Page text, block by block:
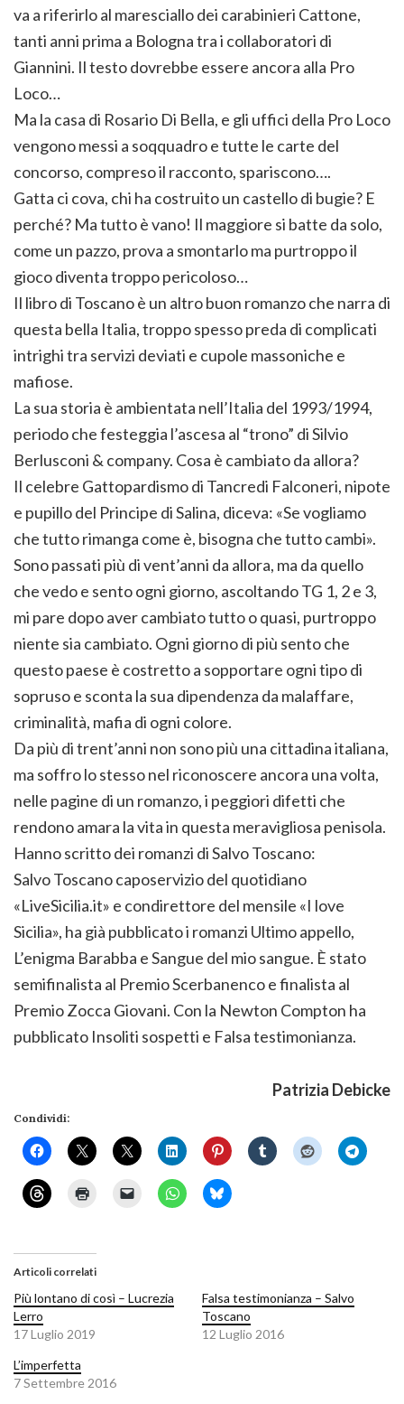
va a riferirlo al maresciallo dei carabinieri Cattone,
tanti anni prima a Bologna tra i collaboratori di
Giannini. Il testo dovrebbe essere ancora alla Pro
Loco…
Ma la casa di Rosario Di Bella, e gli uffici della Pro Loco
vengono messi a soqquadro e tutte le carte del
concorso, compreso il racconto, spariscono….
Gatta ci cova, chi ha costruito un castello di bugie? E
perché? Ma tutto è vano! Il maggiore si batte da solo,
come un pazzo, prova a smontarlo ma purtroppo il
gioco diventa troppo pericoloso…
Il libro di Toscano è un altro buon romanzo che narra di
questa bella Italia, troppo spesso preda di complicati
intrighi tra servizi deviati e cupole massoniche e
mafiose.
La sua storia è ambientata nell’Italia del 1993/1994,
periodo che festeggia l’ascesa al “trono” di Silvio
Berlusconi & company. Cosa è cambiato da allora?
Il celebre Gattopardismo di Tancredi Falconeri, nipote
e pupillo del Principe di Salina, diceva: «Se vogliamo
che tutto rimanga come è, bisogna che tutto cambi».
Sono passati più di vent’anni da allora, ma da quello
che vedo e sento ogni giorno, ascoltando TG 1, 2 e 3,
mi pare dopo aver cambiato tutto o quasi, purtroppo
niente sia cambiato. Ogni giorno di più sento che
questo paese è costretto a sopportare ogni tipo di
sopruso e sconta la sua dipendenza da malaffare,
criminalità, mafia di ogni colore.
Da più di trent’anni non sono più una cittadina italiana,
ma soffro lo stesso nel riconoscere ancora una volta,
nelle pagine di un romanzo, i peggiori difetti che
rendono amara la vita in questa meravigliosa penisola.
Hanno scritto dei romanzi di Salvo Toscano:
Salvo Toscano caposervizio del quotidiano
«LiveSicilia.it» e condirettore del mensile «I love
Sicilia», ha già pubblicato i romanzi Ultimo appello,
L’enigma Barabba e Sangue del mio sangue. È stato
semi­finalista al Premio Scerbanenco e finalista al
Premio Zocca Giovani. Con la Newton Compton ha
pubblicato Insoliti sospetti e Falsa testimonianza.
Patrizia Debicke
Condividi:
Articoli correlati
Più lontano di così – Lucrezia
Lerro
17 Luglio 2019
Falsa testimonianza – Salvo
Toscano
12 Luglio 2016
L’imperfetta
7 Settembre 2016